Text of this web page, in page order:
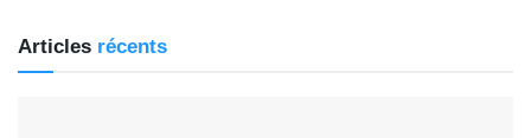
Articles récents